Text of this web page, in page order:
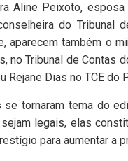
Aline Peixoto,
do Tribunal
aparecem também o
no Tribunal de Contas
Rejane Dias no TCE do
tornaram tema do
legais, elas
para aumentar a